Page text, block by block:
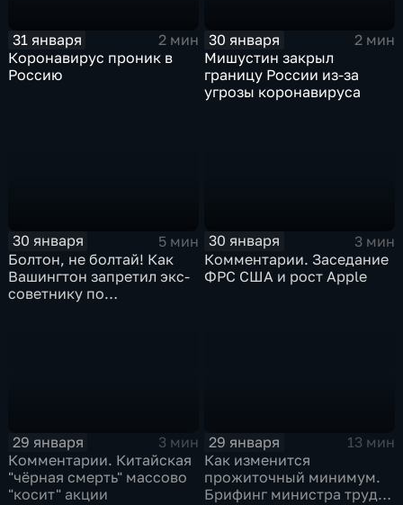
31 января
2 мин
Коронавирус проник в
Россию
30 января
2 мин
Мишустин закрыл
границу России из-за
угрозы коронавируса
30 января
5 мин
Болтон, не болтай! Как
Вашингтон запретил экс-
советнику по
30 января
3 мин
Комментарии. Заседание
ФРС США и рост Apple
29 января
3 мин
Комментарии. Китайская
"чёрная смерть" массово
"косит" акции
29 января
13 мин
Как изменится
прожиточный минимум.
Брифинг министра труда